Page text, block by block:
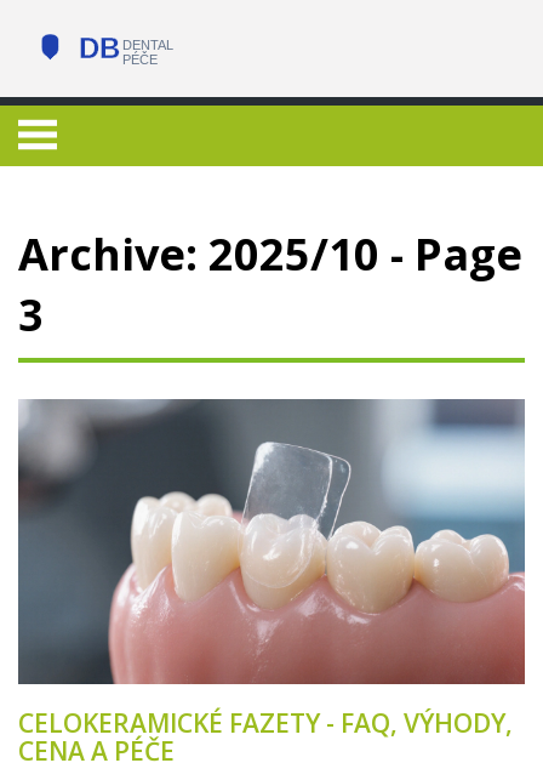
Archive: 2025/10 - Page
3
CELOKERAMICKÉ FAZETY - FAQ, VÝHODY,
CENA A PÉČE